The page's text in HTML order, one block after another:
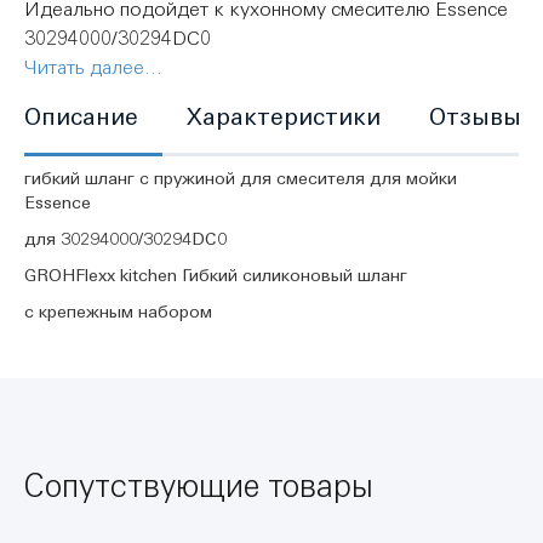
Идеально подойдет к кухонному смесителю Essence
30294000/30294DC0
Легко устанавливается
Читать далее...
Описание
гибкий шланг с пружиной для смесителя для мойки
Essence
для 30294000/30294DC0
GROHFlexx kitchen Гибкий силиконовый шланг
с крепежным набором
Характеристики Отзывы
Сопутствующие товары